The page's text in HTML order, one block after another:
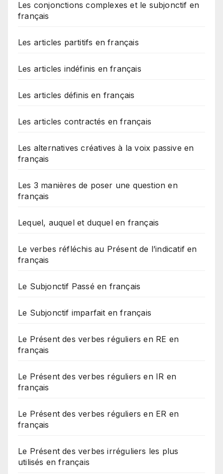
Les conjonctions complexes et le subjonctif en
français
Les articles partitifs en français
Les articles indéfinis en français
Les articles définis en français
Les articles contractés en français
Les alternatives créatives à la voix passive en
français
Les 3 manières de poser une question en
français
Lequel, auquel et duquel en français
Le verbes réfléchis au Présent de l’indicatif en
français
Le Subjonctif Passé en français
Le Subjonctif imparfait en français
Le Présent des verbes réguliers en RE en
français
Le Présent des verbes réguliers en IR en
français
Le Présent des verbes réguliers en ER en
français
Le Présent des verbes irréguliers les plus
utilisés en français